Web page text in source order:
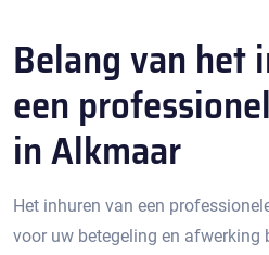
Belang van het
een
in Alkmaar
Het inhuren van een
voor uw betegeling en afwerking